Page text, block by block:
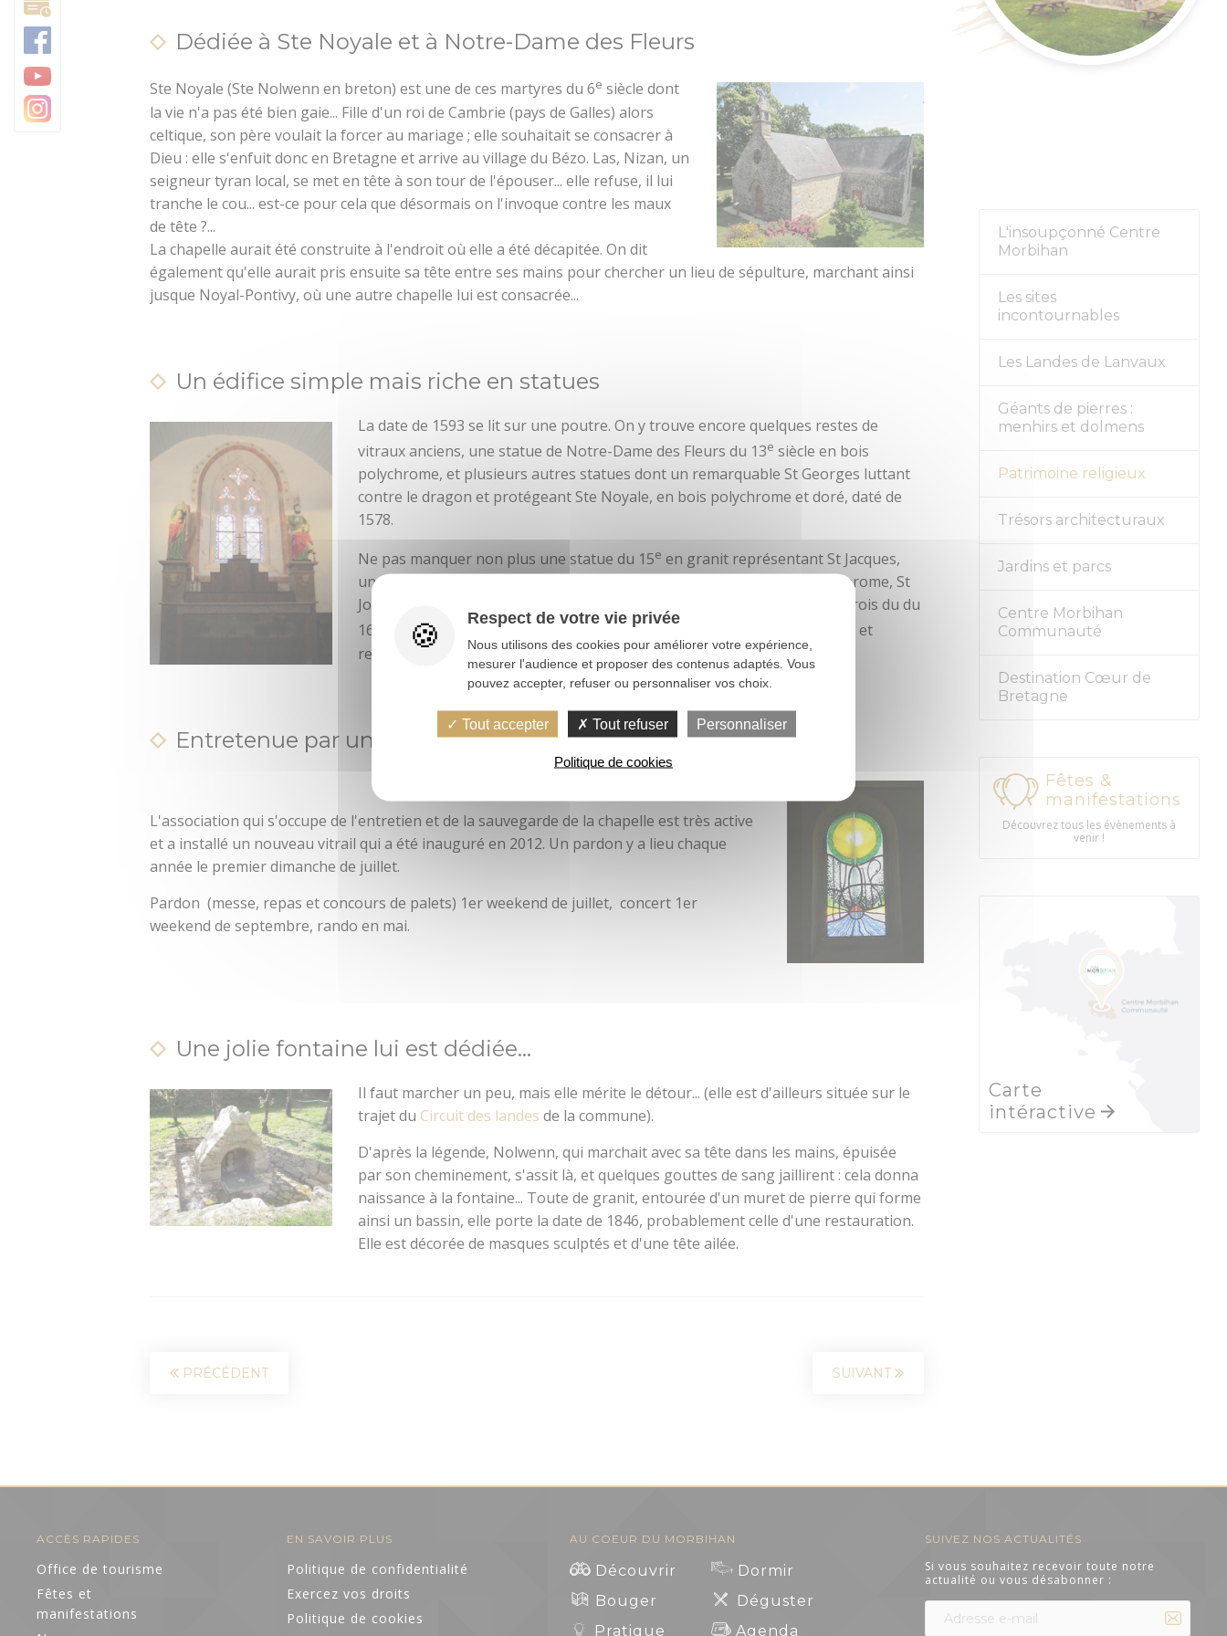
Jardins et parcs
Centre Morbihan Communauté
Destination Cœur de Bretagne
Aires de jeux
Pêche
Que faire quand il pleut ?
Organiser un événement
Dédiée à Ste Noyale et à Notre-Dame des Fleurs
Ste Noyale (Ste Nolwenn en breton) est une de ces martyres du 6e siècle dont
la vie n'a pas été bien gaie... Fille d'un roi de Cambrie (pays de Galles) alors
celtique, son père voulait la forcer au mariage ; elle souhaitait se consacrer à
Dieu : elle s'enfuit donc en Bretagne et arrive au village du Bézo. Las, Nizan, un
seigneur tyran local, se met en tête à son tour de l'épouser... elle refuse, il lui
tranche le cou... est-ce pour cela que désormais on l'invoque contre les maux
de tête ?...
La chapelle aurait été construite à l'endroit où elle a été décapitée. On dit
également qu'elle aurait pris ensuite sa tête entre ses mains pour chercher un lieu de sépulture, marchant ainsi
jusque Noyal-Pontivy, où une autre chapelle lui est consacrée...
Un édifice simple mais riche en statues
La date de 1593 se lit sur une poutre. On y trouve encore quelques restes de
vitraux anciens, une statue de Notre-Dame des Fleurs du 13e siècle en bois
polychrome, et plusieurs autres statues dont un remarquable St Georges luttant
contre le dragon et protégeant Ste Noyale, en bois polychrome et doré, daté de
1578.
Ne pas manquer non plus une statue du 15e en granit représentant St Jacques,
une admirable composition de la vierge et de six angelots en bois polychrome, St
Joseph en pierre polychrome et St Cornély en bois polychrome, toutes trois du du
16
. Ces statues sont inscrites à l'inventaire des Monuments historiques et
relèvent encore l'intérêt de cette jolie chapelle.
Entretenue par une association très active
L'association qui s'occupe de l'entretien et de la sauvegarde de la chapelle est très active
et a installé un nouveau vitrail qui a été inauguré en 2012. Un pardon y a lieu chaque
année le premier dimanche de juillet.
Pardon (messe, repas et concours de palets) 1er weekend de juillet, concert 1er
weekend de septembre, rando en mai.
Une jolie fontaine lui est dédiée...
Il faut marcher un peu, mais elle mérite le détour... (elle est d'ailleurs située sur le
trajet du Circuit des landes de la commune).
D'après la légende, Nolwenn, qui marchait avec sa tête dans les mains, épuisée
par son cheminement, s'assit là, et quelques gouttes de sang jaillirent : cela donna
naissance à la fontaine... Toute de granit, entourée d'un muret de pierre qui forme
ainsi un bassin, elle porte la date de 1846, probablement celle d'une restauration.
Elle est décorée de masques sculptés et d'une tête ailée.
PRÉCÉDENT SUIVANT
L'insoupçonné Centre
Morbihan
Les sites
incontournables
Les Landes de Lanvaux
Géants de pierres :
menhirs et dolmens
Patrimoine religieux
Trésors architecturaux
Jardins et parcs
Centre Morbihan
Communauté
Destination Cœur de
Bretagne
Fêtes &
manifestations
Découvrez tous les évènements à
venir !
Carte
intéractive
ACCÈS RAPIDES
Office de tourisme
Fêtes et
manifestations
EN SAVOIR PLUS
Politique de confidentialité
Exercez vos droits
Politique de cookies
AU COEUR DU MORBIHAN
Découvrir
Dormir
Bouger
Déguster
Pratique
Agenda
SUIVEZ NOS ACTUALITÉS
Si vous souhaitez recevoir toute notre
actualité ou vous désabonner :
Respect de votre vie privée
Nous utilisons des cookies pour améliorer votre expérience,
mesurer l'audience et proposer des contenus adaptés. Vous
pouvez accepter, refuser ou personnaliser vos choix.
Tout accepter Tout refuser Personnaliser
Politique de cookies